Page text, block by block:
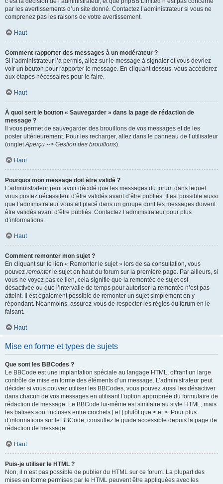
par les avertissements d’un site donné. Contactez l’administrateur si vous ne
comprenez pas les raisons de votre avertissement.
Haut
Comment rapporter des messages à un modérateur ?
Si l’administrateur l’a permis, allez sur le message à signaler et vous devriez
voir un bouton pour rapporter le message. En cliquant dessus, vous accéderez
aux étapes nécessaires pour le faire.
Haut
À quoi sert le bouton « Sauvegarder » dans la page de rédaction de
message ?
Il vous permet de sauvegarder des brouillons de vos messages et de les
poster ultérieurement. Pour les recharger, allez dans le panneau de l’utilisateur
(ongletAperçu --> Gestion des brouillons).
Haut
Pourquoi mon message doit être validé ?
L’administrateur peut avoir décidé que les messages du forum dans lequel
vous postez nécessitent d’être validés avant d’être publiés. Il est possible aussi
que l’administrateur vous ait placé dans un groupe dont les messages doivent
être validés avant d’être publiés. Contactez l’administrateur pour plus
d’informations.
Haut
Comment remonter mon sujet ?
En cliquant sur le lien « Remonter le sujet » lors de sa consultation, vous
pouvez remonterle sujet en haut du forum sur la première page. Par ailleurs, si
vous ne voyez pas ce lien, cela signifie que la remontée de sujet est
désactivée ou que l’intervalle de temps pour autoriser la remontée n’est pas
atteint. Il est également possible de remonter un sujet simplement en y
répondant. Néanmoins, assurez-vous de respecter les règles du forum en le
faisant.
Haut
Mise en forme et types de sujets
Que sont les BBCodes ?
Le BBCode est une implantation spéciale au langage HTML, offrant un large
contrôle de mise en forme des éléments d’un message. L’administrateur peut
décider si vous pouvez utiliser les BBCodes, vous pouvez aussi les désactiver
dans chacun de vos messages en utilisant l’option appropriée du formulaire de
rédaction de message. Le BBCode lui-même est similaire au style HTML, mais
les balises sont incluses entre crochets [ et ] plutôt que < et >. Pour plus
d’informations sur le BBCode, consultez le guide accessible depuis la page de
rédaction de message.
Haut
Puis-je utiliser le HTML ?
Non, il n’est pas possible de publier du HTML sur ce forum. La plupart des
mises en forme permises par le HTML peuvent être appliquées avec les